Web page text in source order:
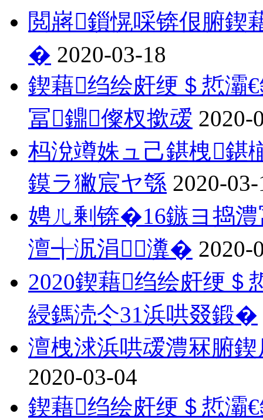
閲嶈鎻愰啋锛佷腑鍥
� 2020-03-18
鍥藉绉绘皯绠＄悊灞
冨鐤儏杈撳叆 2020-
杩涗竴姝ュ己鍖栧鍖
鏌ラ獙宸ヤ綔 2020-
娉ㄦ剰锛�16鏃ヨ捣
澶╅泦涓瀵� 2020-
2020鍥藉绉绘皯绠＄
綅鎷涜仒31浜哄叕鍛�
澶栧浗浜哄叆澧冧腑
2020-03-04
鍥藉绉绘皯绠＄悊灞